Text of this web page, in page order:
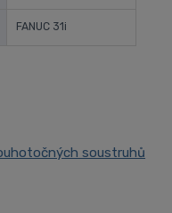
FANUC 31i
soustruhů